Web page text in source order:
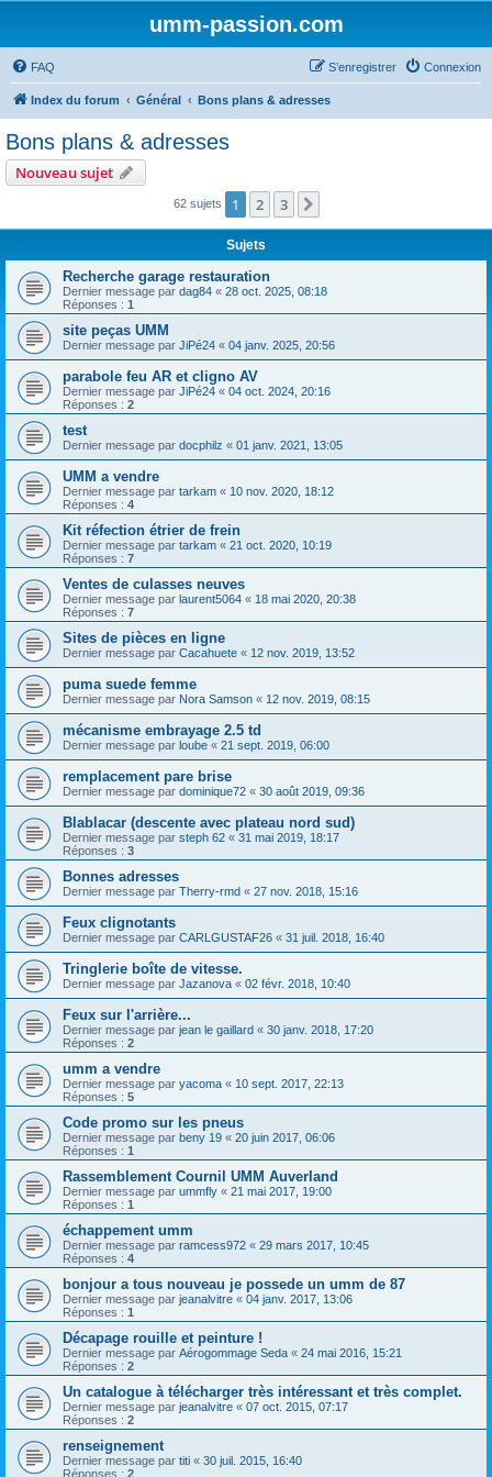
umm-passion.com
FAQ Connexion
S’enregistrer
Index du forum Général Bons plans & adresses
Bons plans & adresses
Nouveau sujet
62 sujets 1 2 3
Sujets
Recherche garage restauration
Dernier message par dag84 « 28 oct. 2025, 08:18
Réponses : 1
site peças UMM
Dernier message par JiPé24 « 04 janv. 2025, 20:56
parabole feu AR et cligno AV
Dernier message par JiPé24 « 04 oct. 2024, 20:16
Réponses : 2
test
Dernier message par docphilz « 01 janv. 2021, 13:05
UMM a vendre
Dernier message par tarkam « 10 nov. 2020, 18:12
Réponses : 4
Kit réfection étrier de frein
Dernier message par tarkam « 21 oct. 2020, 10:19
Réponses : 7
Ventes de culasses neuves
Dernier message par laurent5064 « 18 mai 2020, 20:38
Réponses : 7
Sites de pièces en ligne
Dernier message par Cacahuete « 12 nov. 2019, 13:52
puma suede femme
Dernier message par Nora Samson « 12 nov. 2019, 08:15
mécanisme embrayage 2.5 td
Dernier message par loube « 21 sept. 2019, 06:00
remplacement pare brise
Dernier message par dominique72 « 30 août 2019, 09:36
Blablacar (descente avec plateau nord sud)
Dernier message par steph 62 « 31 mai 2019, 18:17
Réponses : 3
Bonnes adresses
Dernier message par Therry-rmd « 27 nov. 2018, 15:16
Feux clignotants
Dernier message par CARLGUSTAF26 « 31 juil. 2018, 16:40
Tringlerie boîte de vitesse.
Dernier message par Jazanova « 02 févr. 2018, 10:40
Feux sur l'arrière...
Dernier message par jean le gaillard « 30 janv. 2018, 17:20
Réponses : 2
umm a vendre
Dernier message par yacoma « 10 sept. 2017, 22:13
Réponses : 5
Code promo sur les pneus
Dernier message par beny 19 « 20 juin 2017, 06:06
Réponses : 1
Rassemblement Cournil UMM Auverland
Dernier message par ummfly « 21 mai 2017, 19:00
Réponses : 1
échappement umm
Dernier message par ramcess972 « 29 mars 2017, 10:45
Réponses : 4
bonjour a tous nouveau je possede un umm de 87
Dernier message par jeanalvitre « 04 janv. 2017, 13:06
Réponses : 1
Décapage rouille et peinture !
Dernier message par Aérogommage Seda « 24 mai 2016, 15:21
Réponses : 2
Un catalogue à télécharger très intéressant et très complet.
Dernier message par jeanalvitre « 07 oct. 2015, 07:17
Réponses : 2
renseignement
Dernier message par titi « 30 juil. 2015, 16:40
Réponses : 2